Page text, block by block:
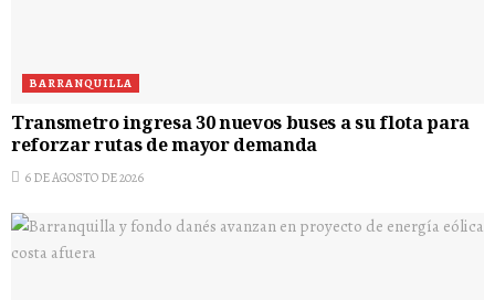
BARRANQUILLA
Transmetro ingresa 30 nuevos buses a su flota para
reforzar rutas de mayor demanda
6 DE AGOSTO DE 2026